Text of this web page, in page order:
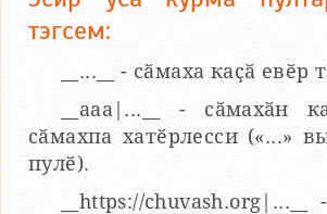
тэгсем:
__...__ - сӑмаха каҫӑ евӗр
__aaa|...__ - сӑмахӑн
сӑмахпа хатӗрлесси («...»
пулӗ).
__https://